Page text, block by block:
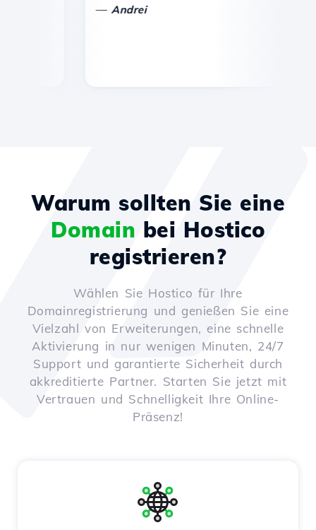
Andrei
Warum sollten Sie eine
Domain bei Hostico
registrieren?
Wählen Sie Hostico für Ihre
Domainregistrierung und genießen Sie eine
Vielzahl von Erweiterungen, eine schnelle
Aktivierung in nur wenigen Minuten, 24/7
Support und garantierte Sicherheit durch
akkreditierte Partner. Starten Sie jetzt mit
Vertrauen und Schnelligkeit Ihre Online-
Präsenz!